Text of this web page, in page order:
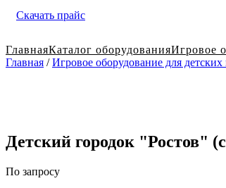
Скачать прайс
ГлавнаяКаталог оборудованияИгровое
Главная /Игровое оборудование для
Детский городок "Ростов"
По запросу